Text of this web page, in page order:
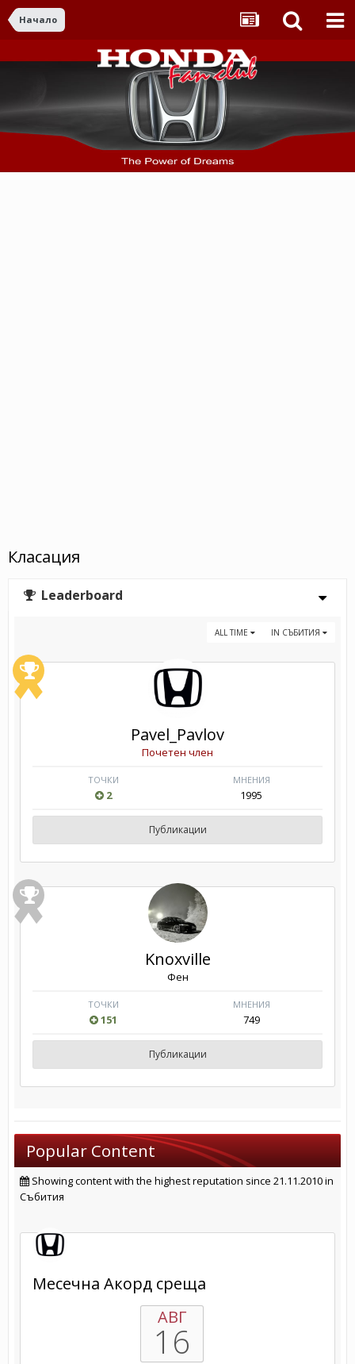
Начало
Класация
Leaderboard
IN СЪБИТИЯ
ALL TIME
Pavel_Pavlov
Почетен член
ТОЧКИ
2
МНЕНИЯ
1995
Публикации
Knoxville
Фен
ТОЧКИ
151
МНЕНИЯ
749
Публикации
Popular Content
Showing content with the highest reputation since 21.11.2010 in
Събития
Месечна Акорд среща
АВГ
16